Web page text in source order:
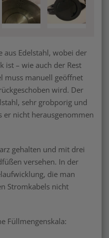
aus Edelstahl, wobei der
ist – wie auch der Rest
muss manuell geöffnet
wird. Der
sehr grobporig und
er nicht herausgenommen
gehalten und mit drei
versehen. In der
die man
Stromkabels nicht
Füllmengenskala: